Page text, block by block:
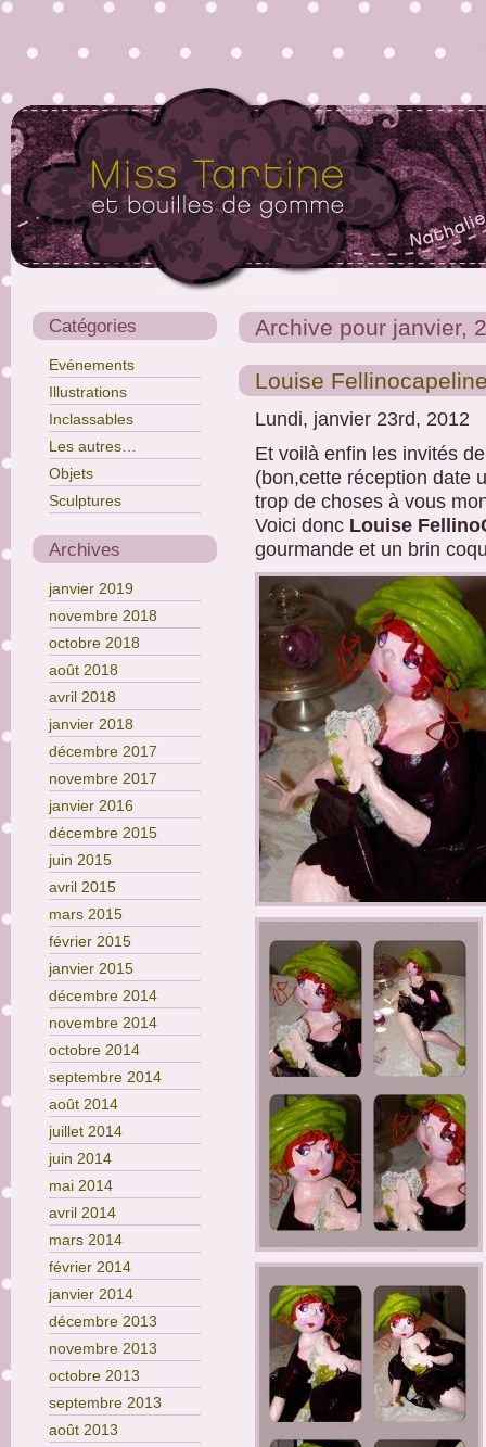
Catégories
Evénements
Illustrations
Inclassables
Les autres…
Objets
Sculptures
Archives
janvier 2019
novembre 2018
octobre 2018
août 2018
avril 2018
janvier 2018
décembre 2017
novembre 2017
janvier 2016
décembre 2015
juin 2015
avril 2015
mars 2015
février 2015
janvier 2015
décembre 2014
novembre 2014
octobre 2014
septembre 2014
août 2014
juillet 2014
juin 2014
mai 2014
avril 2014
mars 2014
février 2014
janvier 2014
décembre 2013
novembre 2013
octobre 2013
septembre 2013
août 2013
Archive pour janvier,
Louise
Lundi, janvier 23rd, 2012
Et voilà enfin les invités
(bon,cette réception date
trop de choses à vous
Voici donc Louise
gourmande et un brin